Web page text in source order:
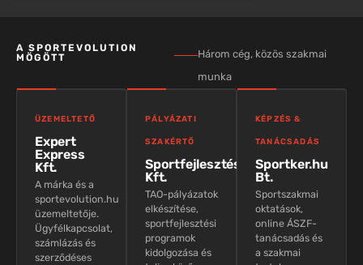
A SPORTEVOLUTION
MÖGÖTT
Három cég, közös szakmai
munka
ÜZEMELTETŐ
Expert
Express
Kft.
A márka és a
sportevolution.hu
üzemeltetője.
Ügyfélkapcsolat,
számlázás és
szerződéses
PÁLYÁZATI
SZAKÉRTŐ
Sportfejlesztés
Kft.
TAO-pályázatok
elkészítése,
sportfejlesztési
programok
kidolgozása és
KÉPZÉS &
TANÁCSADÁS
Sportker.hu
Bt.
Sportszakmai
oktatások,
online ÁSZF-
tanácsadás és
a szakmai